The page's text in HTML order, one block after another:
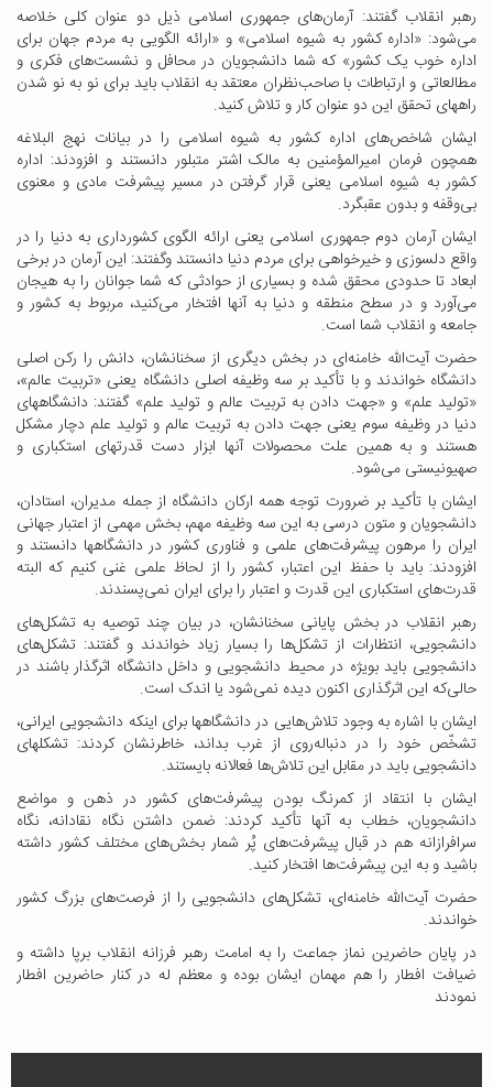
رهبر انقلاب گفتند: آرمان‌های جمهوری اسلامی ذیل دو عنوان کلی خلاصه
می‌شود: «اداره کشور به شیوه اسلامی» و «ارائه الگویی به مردم جهان برای
اداره خوب یک کشور» که شما دانشجویان در محافل و نشست‌های فکری و
مطالعاتی و ارتباطات با صاحب‌نظران معتقد به انقلاب باید برای نو به نو شدن
راههای تحقق این دو عنوان کار و تلاش کنید.
ایشان شاخص‌های اداره کشور به شیوه اسلامی را در بیانات نهج البلاغه
همچون فرمان امیرالمؤمنین به مالک اشتر متبلور دانستند و افزودند: اداره
کشور به شیوه اسلامی یعنی قرار گرفتن در مسیر پیشرفت مادی و معنوی
بی‌وقفه و بدون عقبگرد.
ایشان آرمان دوم جمهوری اسلامی یعنی ارائه الگوی کشورداری به دنیا را در
واقع دلسوزی و خیرخواهی برای مردم دنیا دانستند وگفتند: این آرمان در برخی
ابعاد تا حدودی محقق شده و بسیاری از حوادثی که شما جوانان را به هیجان
می‌آورد و در سطح منطقه و دنیا به آنها افتخار می‌کنید، مربوط به کشور و
جامعه و انقلاب شما است.
حضرت آیت‌الله خامنه‌ای در بخش دیگری از سخنانشان، دانش را رکن اصلی
دانشگاه خواندند و با تأکید بر سه وظیفه اصلی دانشگاه یعنی «تربیت عالم»،
«تولید علم» و «جهت دادن به تربیت عالم و تولید علم» گفتند: دانشگاههای
دنیا در وظیفه سوم یعنی جهت دادن به تربیت عالم و تولید علم دچار مشکل
هستند و به همین علت محصولات آنها ابزار دست قدرتهای استکباری و
صهیونیستی می‌شود.
ایشان با تأکید بر ضرورت توجه همه ارکان دانشگاه از جمله مدیران، استادان،
دانشجویان و متون درسی به این سه وظیفه مهم، بخش مهمی از اعتبار جهانی
ایران را مرهون پیشرفت‌های علمی و فناوری کشور در دانشگاهها دانستند و
افزودند: باید با حفظ این اعتبار، کشور را از لحاظ علمی غنی کنیم که البته
قدرت‌های استکباری این قدرت و اعتبار را برای ایران نمی‌پسندند.
رهبر انقلاب در بخش پایانی سخنانشان، در بیان چند توصیه به تشکل‌های
دانشجویی، انتظارات از تشکل‌ها را بسیار زیاد خواندند و گفتند: تشکل‌های
دانشجویی باید بویژه در محیط دانشجویی و داخل دانشگاه اثرگذار باشند در
حالی‌که این اثرگذاری اکنون دیده نمی‌شود یا اندک است.
ایشان با اشاره به وجود تلاش‌هایی در دانشگاهها برای اینکه دانشجویی ایرانی،
تشخّص خود را در دنباله‌روی از غرب بداند، خاطرنشان کردند: تشکلهای
دانشجویی باید در مقابل این تلاش‌ها فعالانه بایستند.
ایشان با انتقاد از کمرنگ بودن پیشرفت‌های کشور در ذهن و مواضع
دانشجویان، خطاب به آنها تأکید کردند: ضمن داشتن نگاه نقادانه، نگاه
سرافرازانه هم در قبال پیشرفت‌های پُر شمار بخش‌های مختلف کشور داشته
باشید و به این پیشرفت‌ها افتخار کنید.
حضرت آیت‌الله خامنه‌ای، تشکل‌های دانشجویی را از فرصت‌های بزرگ کشور
خواندند.
در پایان حاضرین نماز جماعت را به امامت رهبر فرزانه انقلاب برپا داشته و
ضیافت افطار را هم مهمان ایشان بوده و معظم له در کنار حاضرین افطار
نمودند